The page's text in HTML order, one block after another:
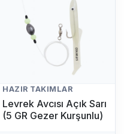
HAZIR TAKIMLAR
Levrek Avcısı Açık Sarı
(5 GR Gezer Kurşunlu)